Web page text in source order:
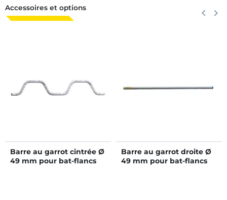
Accessoires et options keyboard_arrow_left keyboard_arrow_right
Barre au garrot cintrée Ø
49 mm pour bat-flancs
Barre au garrot droite Ø
49 mm pour bat-flancs